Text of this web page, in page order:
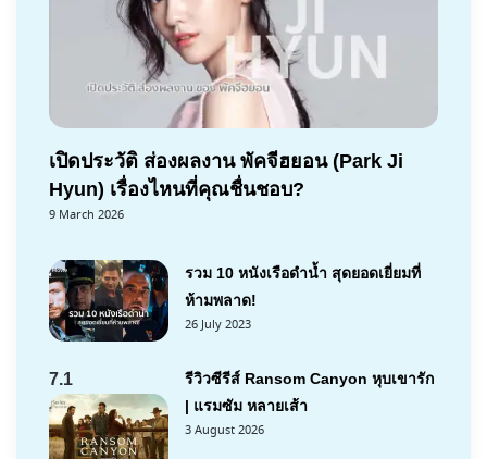
เปิดประวัติ ส่องผลงาน พัคจีฮยอน (Park Ji
Hyun) เรื่องไหนที่คุณชื่นชอบ?
9 March 2026
รวม 10 หนังเรือดำน้ำ สุดยอดเยี่ยมที่
ห้ามพลาด!
26 July 2023
7.1
รีวิวซีรีส์ Ransom Canyon หุบเขารัก
| แรมซัม หลายเส้า
3 August 2026